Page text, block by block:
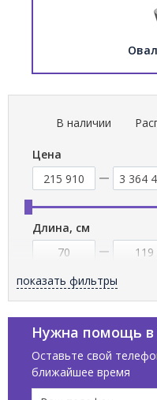
В наличии
Цена
Длина, см
Ширина, см
показать фильтры
Нужна помощь в
Оставьте свой
ближайшее время